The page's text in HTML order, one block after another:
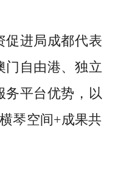
促进局成都代表
门自由港、独立
务平台优势，以
琴空间+成果共